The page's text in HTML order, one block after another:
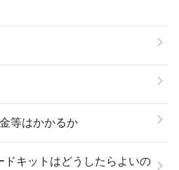
等はかかるか
ドキットはどうしたらよいの